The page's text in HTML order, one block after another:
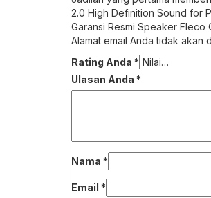
2.0 High Definition Sound for
Garansi Resmi Speaker Fleco
Alamat email Anda tidak akan
Rating Anda *
Ulasan Anda *
Nama *
Email *